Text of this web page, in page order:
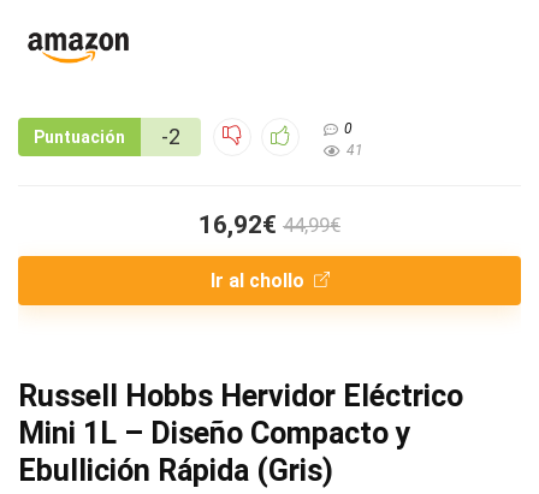
Puntuación -2
0
41
16,92€ 44,99€
Ir al chollo
Russell Hobbs Hervidor Eléctrico
Mini 1L – Diseño Compacto y
Ebullición Rápida (Gris)